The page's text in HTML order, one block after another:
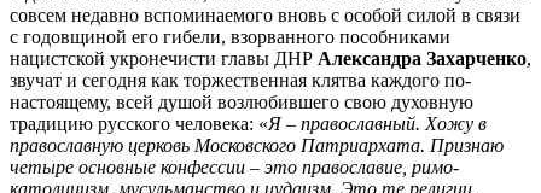
совсем недавно вспоминаемого вновь с особой силой в связи
с годовщиной его гибели, взорванного пособниками
нацистской укронечисти главы ДНР Александра Захарченко,
звучат и сегодня как торжественная клятва каждого по-
настоящему, всей душой возлюбившего свою духовную
традицию русского человека: «Я – православный. Хожу в
православную церковь Московского Патриархата. Признаю
четыре основные конфессии – это православие, римо-
католицизм, мусульманство и иудаизм. Это те религии,